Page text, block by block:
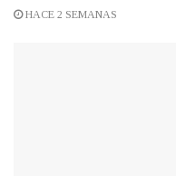
HACE 2 SEMANAS